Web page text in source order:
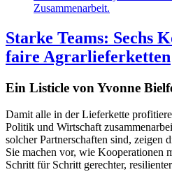
Starke Teams: Sechs
faire Agrarlieferketten
Ein Listicle von Yvonne
Damit alle in der Lieferkette
Politik und Wirtschaft
solcher Partnerschaften sind, zeigen
Sie machen vor, wie Kooperationen
Schritt für Schritt gerechter,